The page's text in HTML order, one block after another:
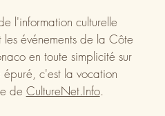
l'information culturelle
événements de la Côte
en toute simplicité sur
c'est la vocation
de CultureNet.Info.